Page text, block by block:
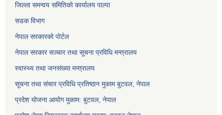
जिल्ला समन्वय समितिको कार्यालय पाल्पा
सडक विभाग
नेपाल सरकारको पोर्टल
नेपाल सरकार सञ्‍चार तथा सूचना प्रविधि मन्त्रालय
स्वास्थ्य तथा जनसंख्या मन्त्रालय
सूचना तथा संचार प्रविधि प्रतिष्ठान मुकाम बुटवल, नेपाल
प्रदेश योजना आयोग मुकाम: बुटवल, नेपाल